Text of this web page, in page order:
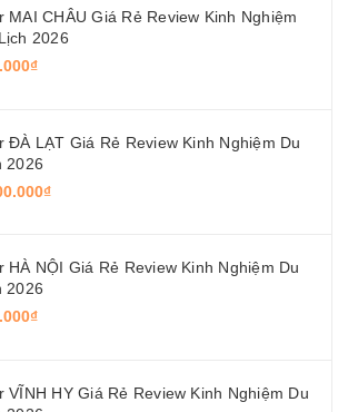
MAI CHÂU Giá Rẻ Review Kinh Nghiệm
2026
ĐÀ LẠT Giá Rẻ Review Kinh Nghiệm Du
2026
HÀ NỘI Giá Rẻ Review Kinh Nghiệm Du
2026
VĨNH HY Giá Rẻ Review Kinh Nghiệm Du